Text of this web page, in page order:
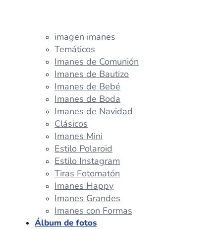
imagen imanes
Temáticos
Imanes de Comunión
Imanes de Bautizo
Imanes de Bebé
Imanes de Boda
Imanes de Navidad
Clásicos
Imanes Mini
Estilo Polaroid
Estilo Instagram
Tiras Fotomatón
Imanes Happy
Imanes Grandes
Imanes con Formas
Álbum de fotos